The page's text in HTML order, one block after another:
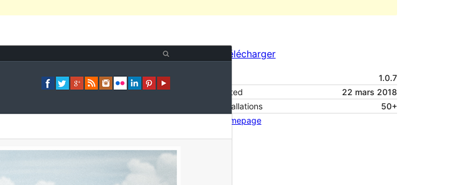
Télécharger
1.0.7
Last updated
22 mars 2018
Active installations
50+
Theme homepage